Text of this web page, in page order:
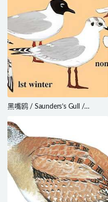
黑嘴鸥 / Saunders’s Gull /